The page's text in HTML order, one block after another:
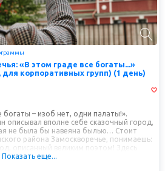
«В этом граде все богаты...»
корпоративных групп) (1 день)
богаты – изоб нет, одни палаты!».
описывал вполне себе сказочный город,
не была бы навеяна былью… Стоит
района Замоскворечье, понимаешь:
описанный великим поэтом! Здесь
палаты, среди которых высятся,
Показать еще...